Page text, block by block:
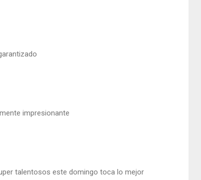
impresionante
talentosos este domingo toca lo mejor